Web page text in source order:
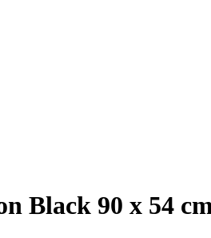
Black 90 x 54